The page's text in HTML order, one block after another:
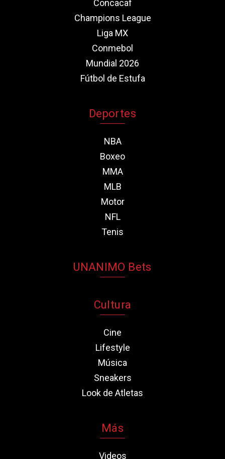
Concacaf
Champions League
Liga MX
Conmebol
Mundial 2026
Fútbol de Estufa
Deportes
NBA
Boxeo
MMA
MLB
Motor
NFL
Tenis
UNANIMO Bets
Cultura
Cine
Lifestyle
Música
Sneakers
Look de Atletas
Más
Videos